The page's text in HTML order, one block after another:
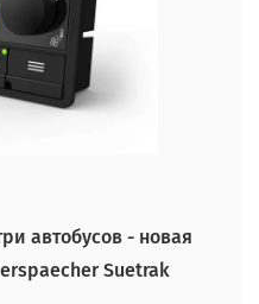
автобусов - новая
Suetrak